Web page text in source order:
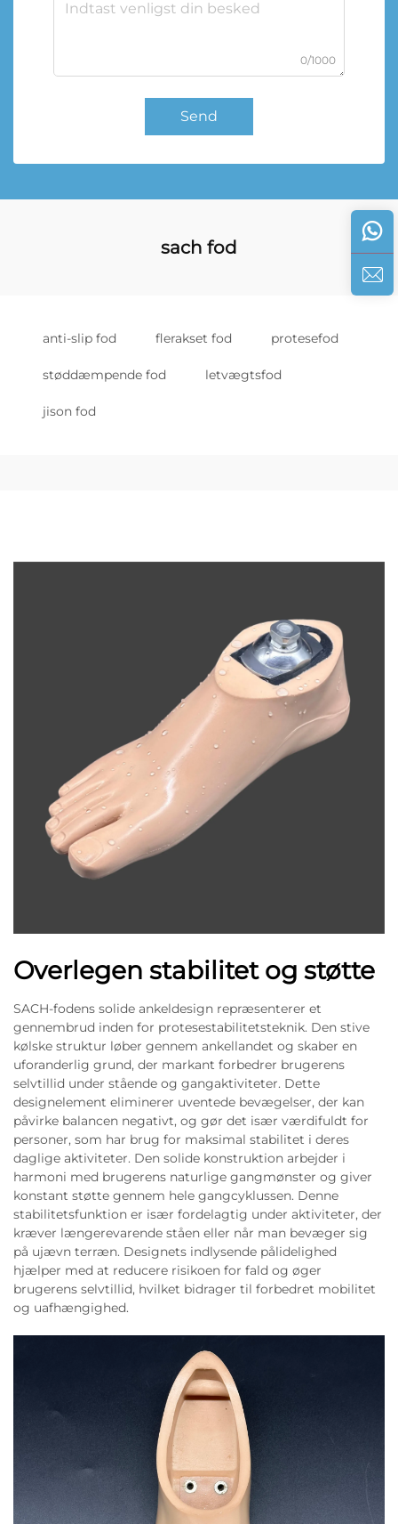
0/1000
Send
sach fod
anti-slip fod flerakset fod protesefod
støddæmpende fod letvægtsfod
jison fod
Overlegen stabilitet og støtte
SACH-fodens solide ankeldesign repræsenterer et
gennembrud inden for protesestabilitetsteknik. Den stive
kølske struktur løber gennem ankellandet og skaber en
uforanderlig grund, der markant forbedrer brugerens
selvtillid under stående og gangaktiviteter. Dette
designelement eliminerer uventede bevægelser, der kan
påvirke balancen negativt, og gør det især værdifuldt for
personer, som har brug for maksimal stabilitet i deres
daglige aktiviteter. Den solide konstruktion arbejder i
harmoni med brugerens naturlige gangmønster og giver
konstant støtte gennem hele gangcyklussen. Denne
stabilitetsfunktion er især fordelagtig under aktiviteter, der
kræver længerevarende ståen eller når man bevæger sig
på ujævn terræn. Designets indlysende pålidelighed
hjælper med at reducere risikoen for fald og øger
brugerens selvtillid, hvilket bidrager til forbedret mobilitet
og uafhængighed.